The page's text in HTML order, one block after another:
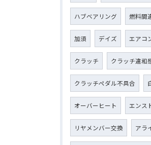
ハブベアリング 燃料間
加須 デイズ エアコ
クラッチ クラッチ違和
クラッチペダル不具合
オーバーヒート エンス
リヤメンバー交換 アラ